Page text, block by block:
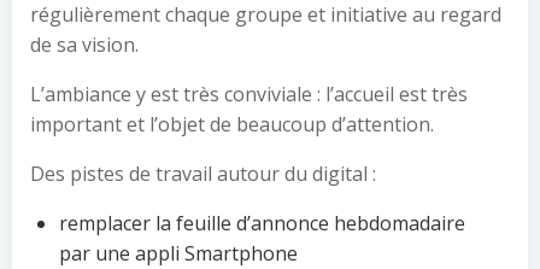
régulièrement chaque groupe et initiative au regard
de sa vision.
L’ambiance y est très conviviale : l’accueil est très
important et l’objet de beaucoup d’attention.
Des pistes de travail autour du digital :
remplacer la feuille d’annonce hebdomadaire
par une appli Smartphone